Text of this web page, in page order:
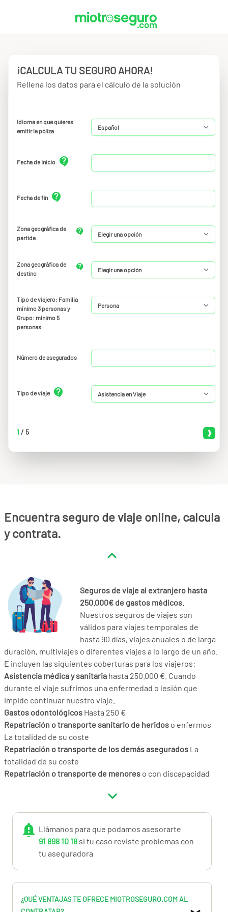
Encuentra seguro de viaje online, calcula
y contrata.
Seguros de viaje al extranjero hasta
250.000€ de gastos médicos.
Nuestros seguros de viajes son
válidos para viajes temporales de
hasta 90 días, viajes anuales o de larga
duración, multiviajes o diferentes viajes a lo largo de un año.
E incluyen las siguientes coberturas para los viajeros:
Asistencia médica y sanitaria hasta 250.000 €. Cuando
durante el viaje sufrimos una enfermedad o lesión que
impide continuar nuestro viaje.
Gastos odontológicos Hasta 250 €
Repatriación o transporte sanitario de heridos o enfermos
La totalidad de su coste
Repatriación o transporte de los demás asegurados La
totalidad de su coste
Repatriación o transporte de menores o con discapacidad
Desplazamiento de un familiar o acompañante
Desplazamiento de un familiar en caso de hospitalización
superior a 5 días La totalidad de su coste
Gastos de estancia e n caso de hospitalización Hasta 1.000 €
(100 € x 10 días)
Gastos desplazamiento de un familiarpara
acompañamiento de hijos menores o con discapacidad La
totalidad de su coste
Convalecencia en hotel H
Llámanos para que podamos asesorarte
91 898 10 18 si tu caso reviste problemas con
tu aseguradora
¿QUÉ VENTAJAS TE OFRECE MIOTROSEGURO.COM AL
¡CALCULA TU SEGURO AHORA!
Rellena los datos para el cálculo de la solución
Idioma en que quieres
emitir la póliza
Fecha de inicio
Fecha de fin
Zona geográfica de
partida
Zona geográfica de
destino
Tipo de viajero: Familia
mínimo 3 personas y
Grupo: mínimo 5
personas
Número de asegurados
Tipo de viaje
1/ 5